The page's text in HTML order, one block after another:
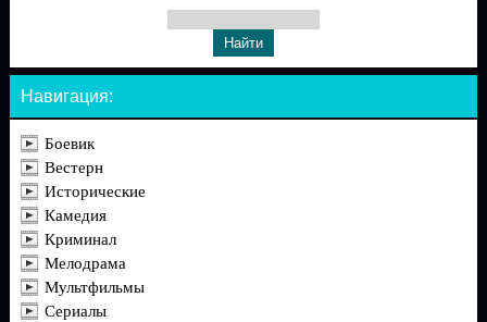
Навигация:
Боевик
Вестерн
Исторические
Камедия
Криминал
Мелодрама
Мультфильмы
Сериалы